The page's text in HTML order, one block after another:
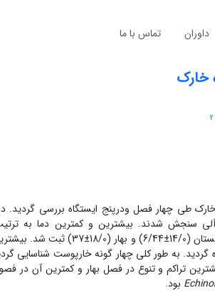
داوران تماس با ما
خارک
2
طی چهار فصل ودرپنج ایستگاه بررسی گردید.
سنجش شدند. بیشترین و کمترین دما به
(28/0±94/35) و زمستان (39/0±34/18) و بیشترین و کمترین شوری به‌
تراکم و تنوع در فصل بهار و کمترین آن در
بود.